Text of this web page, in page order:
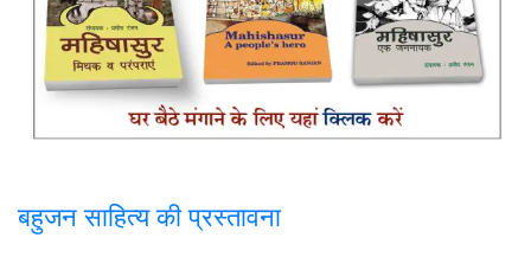
बहुजन साहित्य की प्रस्तावना